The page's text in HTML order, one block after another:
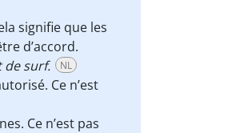
signifie que les
d’accord.
de surf. NL
Ce n’est
Ce n’est pas